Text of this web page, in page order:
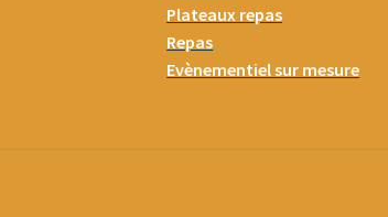
Plateaux repas
Repas
Evènementiel sur mesure